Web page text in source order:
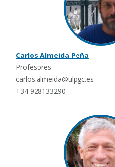
Carlos Almeida Peña
Profesores
carlos.almeida@ulpgc.es
+34 928133290